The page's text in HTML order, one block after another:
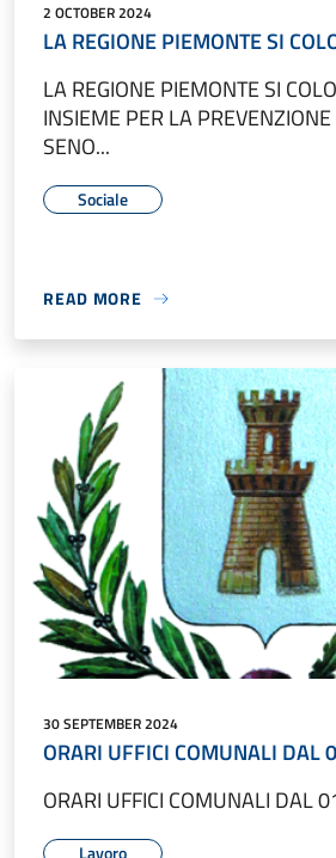
2 OCTOBER 2024
LA REGIONE PIEMONTE SI
LA REGIONE PIEMONTE SI
INSIEME PER LA
SENO...
Sociale
READ MORE
30 SEPTEMBER 2024
ORARI UFFICI COMUNALI DAL
ORARI UFFICI COMUNALI DAL
Lavoro